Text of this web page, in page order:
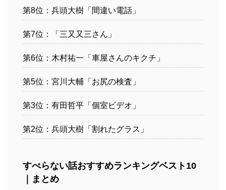
第8位：兵頭大樹「間違い電話」
第7位：「三又又三さん」
第6位：木村祐一「車屋さんのキクチ」
第5位：宮川大輔「お尻の検査」
第3位：有田哲平「個室ビデオ」
第2位：兵頭大樹「割れたグラス」
すべらない話おすすめランキングベスト10
｜まとめ